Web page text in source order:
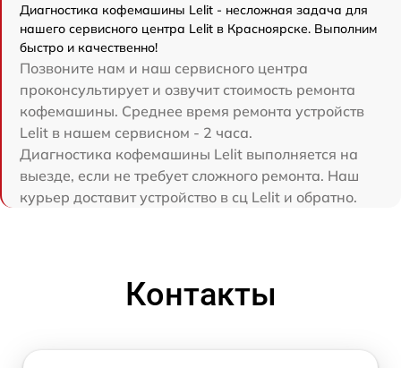
Диагностика кофемашины Lelit - несложная задача для
нашего сервисного центра Lelit в Красноярске. Выполним
быстро и качественно!
Позвоните нам и наш сервисного центра
проконсультирует и озвучит стоимость ремонта
кофемашины. Среднее время ремонта устройств
Lelit в нашем сервисном - 2 часа.
Диагностика кофемашины Lelit выполняется на
выезде, если не требует сложного ремонта. Наш
курьер доставит устройство в сц Lelit и обратно.
Контакты